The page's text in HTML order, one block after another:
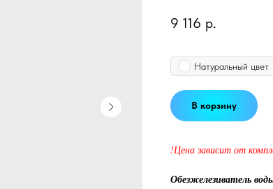
9 116 р.
Натуральный цвет
В корзину
!Цена зависит от
Обезжелезиватель